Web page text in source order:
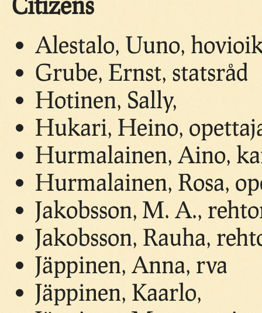
Alestalo, Uuno,
Grube, Ernst, statsråd
Hotinen, Sally,
Hukari, Heino,
Hurmalainen, Aino,
Hurmalainen, Rosa,
Jakobsson, M. A.,
Jakobsson, Rauha,
Jäppinen, Anna, rva
Jäppinen, Kaarlo,